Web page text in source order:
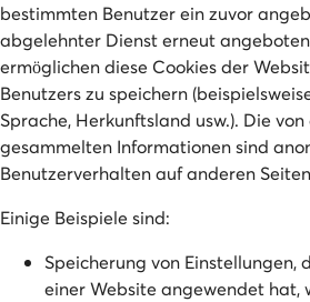
bestimmten Benutzer ein zuvor
abgelehnter Dienst erneut
ermöglichen diese Cookies der
Benutzers zu speichern
Sprache, Herkunftsland usw.). Die
gesammelten Informationen sind
Benutzerverhalten auf anderen
Einige Beispiele sind:
Speicherung von Einstellungen,
einer Website angewendet hat,